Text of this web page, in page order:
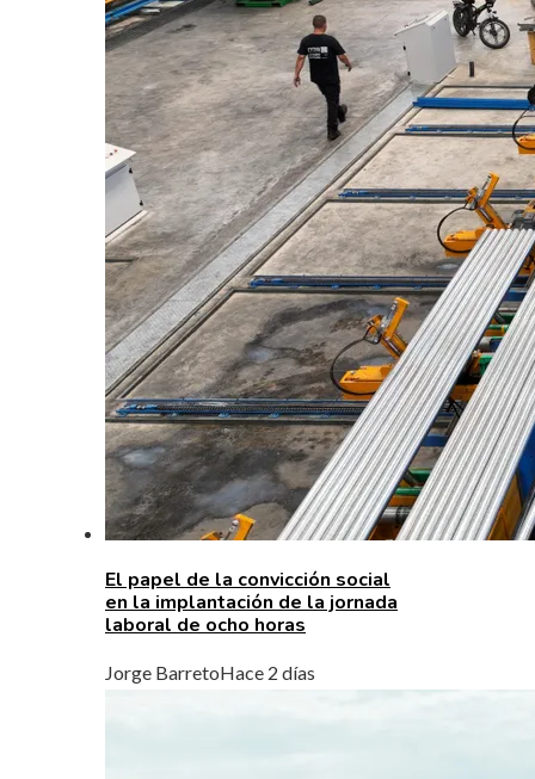
El papel de la convicción social
en la implantación de la jornada
laboral de ocho horas
Jorge BarretoHace 2 días